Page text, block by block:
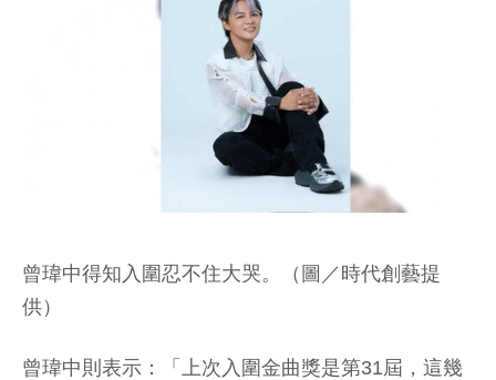
曾瑋中得知入圍忍不住大哭。（圖／時代創藝提
供）
曾瑋中則表示：「上次入圍金曲獎是第31屆，這幾